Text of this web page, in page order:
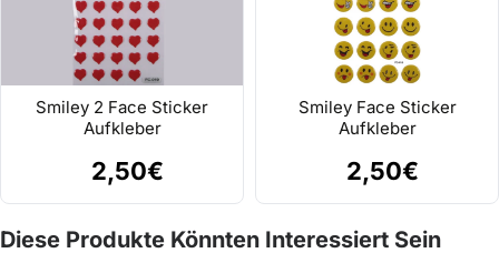
Smiley 2 Face Sticker
Aufkleber
2,50€
Smiley Face Sticker
Aufkleber
2,50€
Diese Produkte Könnten Interessiert Sein